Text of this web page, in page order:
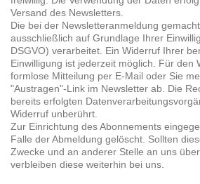
Versand des Newsletters.
Die bei der Newsletteranmeldung
ausschließlich auf Grundlage Ihrer
DSGVO) verarbeitet. Ein Widerruf Ihrer
Einwilligung ist jederzeit möglich. Für den
formlose Mitteilung per E-Mail oder Sie
"Austragen"-Link im Newsletter ab. Die
bereits erfolgten
Widerruf unberührt.
Zur Einrichtung des Abonnements
Falle der Abmeldung gelöscht. Sollten
Zwecke und an anderer Stelle an uns
verbleiben diese weiterhin bei uns.